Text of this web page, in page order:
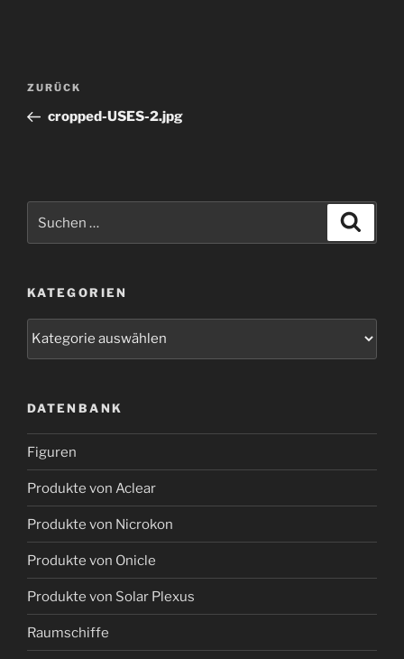
Beitragsnavigation
Vorheriger
Beitrag
ZURÜCK
cropped-USES-2.jpg
KATEGORIEN
DATENBANK
Figuren
Produkte von Aclear
Produkte von Nicrokon
Produkte von Onicle
Produkte von Solar Plexus
Raumschiffe